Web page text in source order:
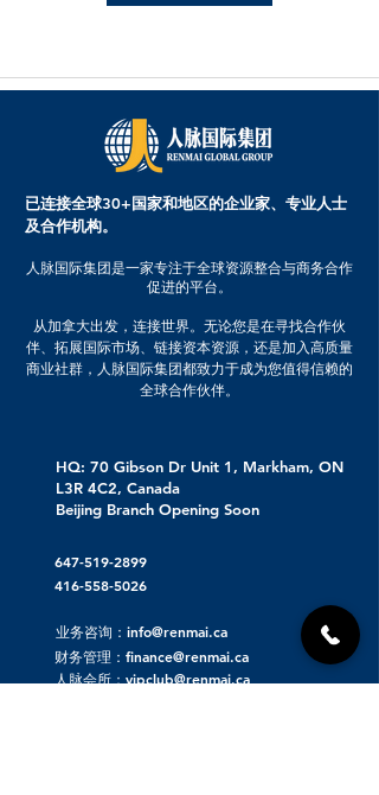
已连接全球30+国家和地区的企业家、专业人士
及合作机构。
人脉国际集团是一家专注于全球资源整合与商务合作
促进的平台。
从加拿大出发，连接世界。无论您是在寻找合作伙
伴、拓展国际市场、链接资本资源，还是加入高质量
商业社群，人脉国际集团都致力于成为您值得信赖的
全球合作伙伴。
HQ: 70 Gibson Dr Unit 1, Markham, ON
L3R 4C2, Canada
Beijing Branch Opening Soon
647-519-2899
416-558-5026
业务咨询：info@renmai.ca
财务管理：finance@renmai.ca
人脉会所：vipclub@renmai.ca